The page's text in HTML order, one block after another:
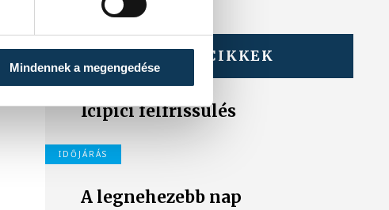
Mindennek a megengedése
TOVÁBBI CIKKEK
IDŐJÁRÁS
Icipici felfrissülés
IDŐJÁRÁS
A legnehezebb nap